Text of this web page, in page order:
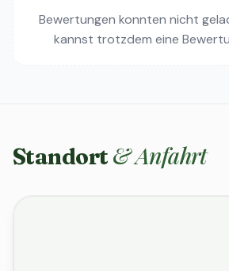
Bewertungen konnten nicht
kannst trotzdem eine
Standort & Anfahrt